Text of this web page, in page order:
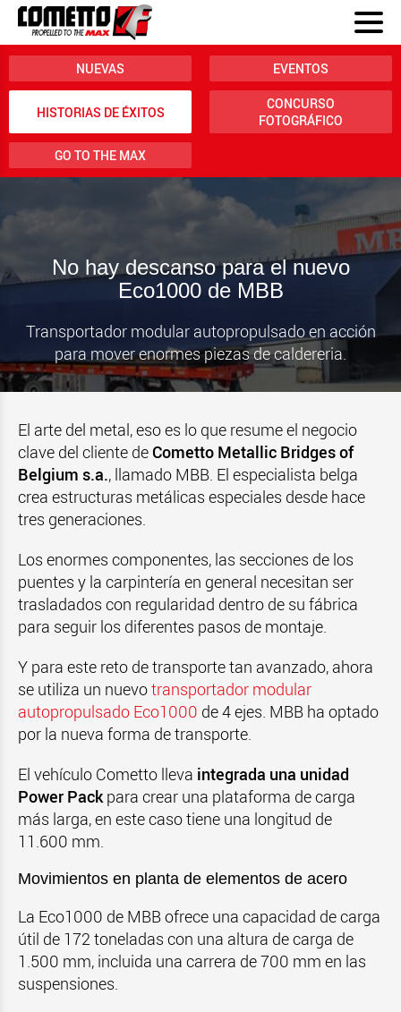
NUEVAS EVENTOS
HISTORIAS DE ÉXITOS
CONCURSO
FOTOGRÁFICO
GO TO THE MAX
No hay descanso para el nuevo
Eco1000 de MBB
Transportador modular autopropulsado en acción
para mover enormes piezas de caldereria.
El arte del metal, eso es lo que resume el negocio
clave del cliente de Cometto Metallic Bridges of
Belgium s.a., llamado MBB. El especialista belga
crea estructuras metálicas especiales desde hace
tres generaciones.
Los enormes componentes, las secciones de los
puentes y la carpintería en general necesitan ser
trasladados con regularidad dentro de su fábrica
para seguir los diferentes pasos de montaje.
Y para este reto de transporte tan avanzado, ahora
se utiliza un nuevotransportador modular
autopropulsado Eco1000 de 4 ejes. MBB ha optado
por la nueva forma de transporte.
El vehículo Cometto lleva integrada una unidad
Power Packpara crear una plataforma de carga
más larga, en este caso tiene una longitud de
11.600 mm.
Movimientos en planta de elementos de acero
La Eco1000 de MBB ofrece una capacidad de carga
útil de 172 toneladas con una altura de carga de
1.500 mm, incluida una carrera de 700 mm en las
suspensiones.